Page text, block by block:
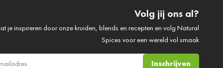
Volg jij ons al?
je inspireren door onze kruiden, blends en recepten en volg Natural
Spices voor een wereld vol smaak
Inschrijven